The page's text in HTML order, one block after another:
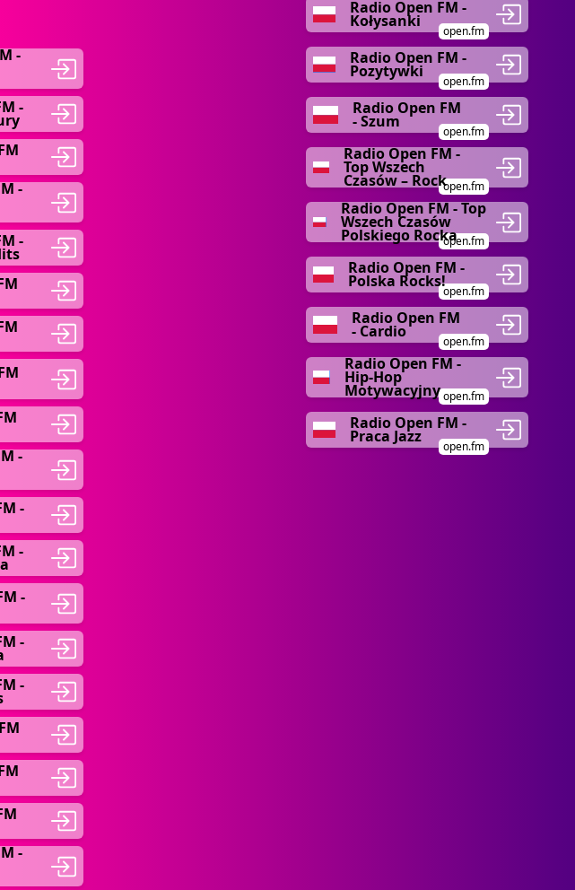
-
-
-
-
-
-
-
-
-
-
-
Radio Open FM -
Kołysanki
open.fm
Radio Open FM -
Pozytywki
open.fm
Radio Open FM
- Szum
open.fm
Radio Open FM -
Top Wszech
Czasów – Rockopen.fm
Radio Open FM - Top
Wszech Czasów
Polskiego Rockaopen.fm
Radio Open FM -
Polska Rocks!
open.fm
Radio Open FM
- Cardio
open.fm
Radio Open FM -
Hip-Hop
Motywacyjnyopen.fm
Radio Open FM -
Praca Jazz
open.fm